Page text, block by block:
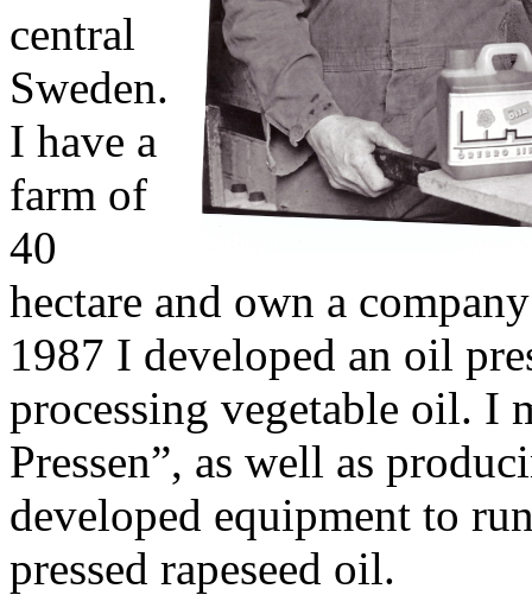
central
Sweden.
I have a
farm of
40
hectare and own a
1987 I developed an oil
processing vegetable oil. I
Pressen”, as well as
developed equipment to
pressed rapeseed oil.